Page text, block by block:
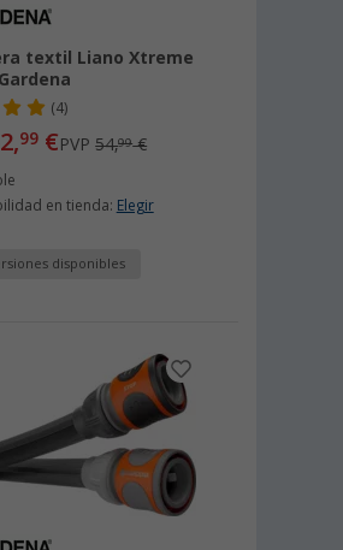
textil Liano Xtreme
(4)
99 €PVP54,99€
en tienda: Elegir
disponibles